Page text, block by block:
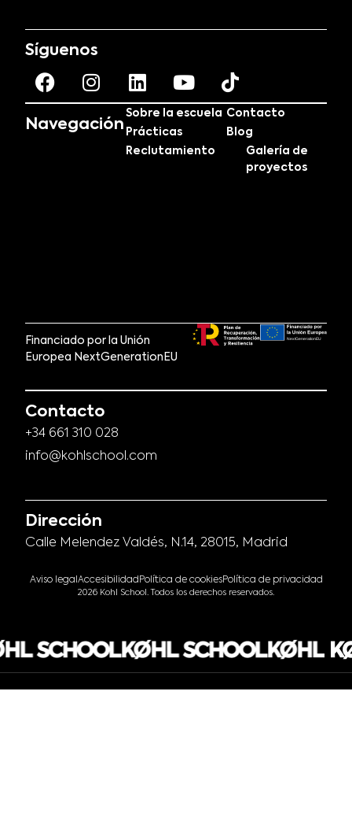
Navegación
Sobre la escuela
Prácticas
Reclutamiento
Contacto
Blog
Galería de
proyectos
Financiado por la Unión
Europea NextGenerationEU
Contacto
+34 661 310 028
info@kohlschool.com
Dirección
Calle Melendez Valdés, N.14, 28015, Madrid
Síguenos
2026 Kohl School. Todos los derechos reservados.
Aviso legal AccesibilidadPolítica de cookiesPolítica de privacidad